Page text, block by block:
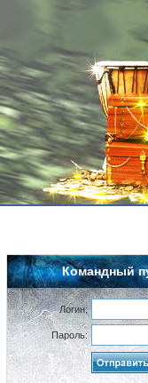
Командный
Логин:
Пароль: